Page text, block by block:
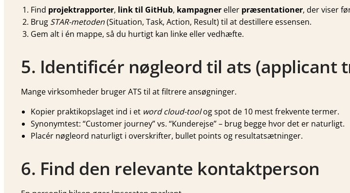
Find projektrapporter, link til GitHub, kampagner eller præsentationer, der viser
Brug STAR-metoden(Situation, Task, Action, Result) til at destillere essensen.
Gem alt i én mappe, så du hurtigt kan linke eller vedhæfte.
5. Identificér nøgleord til ats (applicant
Mange virksomheder bruger ATS til at filtrere ansøgninger.
Kopier praktikopslaget ind i et word cloud-toolog spot de 10 mest frekvente termer.
Synonymtest: “Customer journey” vs. “Kunderejse” – brug begge hvor det er naturligt.
Placér nøgleord naturligt i overskrifter, bullet points og resultatsætninger.
6. Find den relevante kontaktperson